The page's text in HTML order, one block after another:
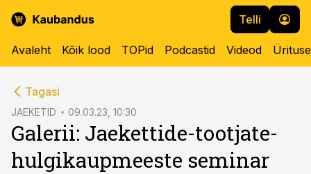
Telli
Avaleht Kõik lood TOPid Podcastid Videod
Tagasi
JAEKETID 09.03.23, 10:30
Galerii: Jaekettide-tootjate-
hulgikaupmeeste seminar